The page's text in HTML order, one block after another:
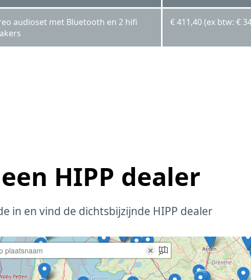
audioset met Bluetooth en 2 hifi
€ 411,40 (ex btw: €
HIPP dealer
in en vind de dichtsbijzijnde HIPP dealer
×